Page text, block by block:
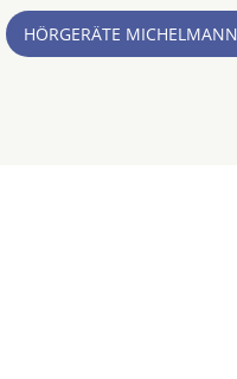
HÖRGERÄTE